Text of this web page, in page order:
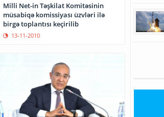
Milli Net-in Təşkilat Komitəsinin
müsabiqə komissiyası üzvləri ilə
birgə toplantısı keçirilib
13-11-2010